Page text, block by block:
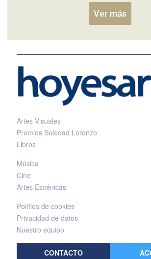
Ver más
Artes Visuales
Premios Soledad Lorenzo
Libros
Música
Cine
Artes Escénicas
Política de cookies
Privacidad de datos
Nuestro equipo
CONTACTO